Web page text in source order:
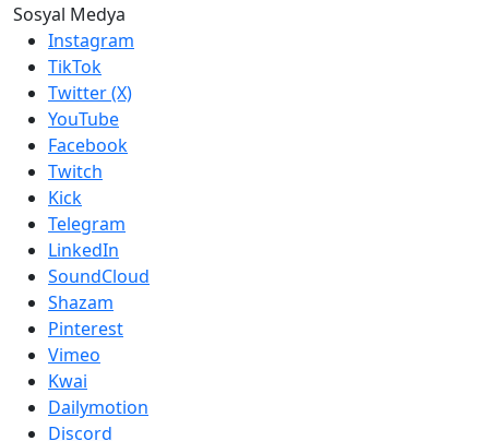
Sosyal Medya
Instagram
TikTok
Twitter (X)
YouTube
Facebook
Twitch
Kick
Telegram
LinkedIn
SoundCloud
Shazam
Pinterest
Vimeo
Kwai
Dailymotion
Discord